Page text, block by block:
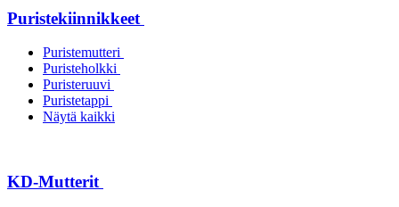
Puristekiinnikkeet
Puristemutteri
Puristeholkki
Puristeruuvi
Puristetappi
Näytä kaikki
KD-Mutterit